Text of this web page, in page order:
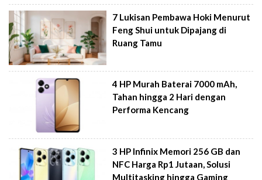
7 Lukisan Pembawa Hoki Menurut
Feng Shui untuk Dipajang di
Ruang Tamu
4 HP Murah Baterai 7000 mAh,
Tahan hingga 2 Hari dengan
Performa Kencang
3 HP Infinix Memori 256 GB dan
NFC Harga Rp1 Jutaan, Solusi
Multitasking hingga Gaming